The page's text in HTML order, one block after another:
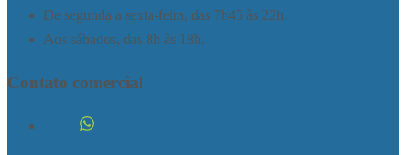
De segunda a sexta-feira, das 7h45 às 22h.
Aos sábados, das 8h às 18h.
Contato comercial